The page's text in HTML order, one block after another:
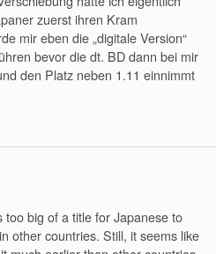
zuerst ihren Kram
mir eben die „digitale Version“
bevor die dt. BD dann bei mir
den Platz neben 1.11 einnimmt
too big of a title for Japanese to
other countries. Still, it seems like